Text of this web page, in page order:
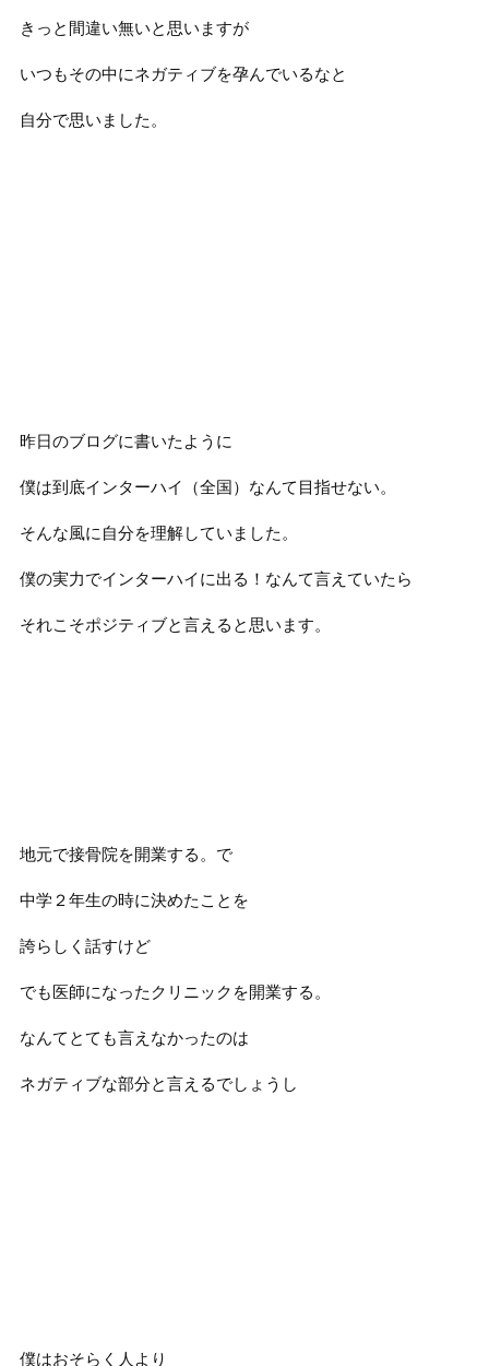
きっと間違い無いと思いますが
いつもその中にネガティブを孕んでいるなと
自分で思いました。
昨日のブログに書いたように
僕は到底インターハイ（全国）なんて目指せない。
そんな風に自分を理解していました。
僕の実力でインターハイに出る！なんて言えていたら
それこそポジティブと言えると思います。
地元で接骨院を開業する。で
中学２年生の時に決めたことを
誇らしく話すけど
でも医師になったクリニックを開業する。
なんてとても言えなかったのは
ネガティブな部分と言えるでしょうし
僕はおそらく人より